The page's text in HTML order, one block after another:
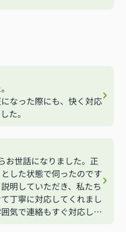
なった際にも、快く対応
た。
お世話になりました。正
した状態で伺ったのです
明していただき、私たち
丁寧に対応してくれまし
気で連絡もすぐ対応して